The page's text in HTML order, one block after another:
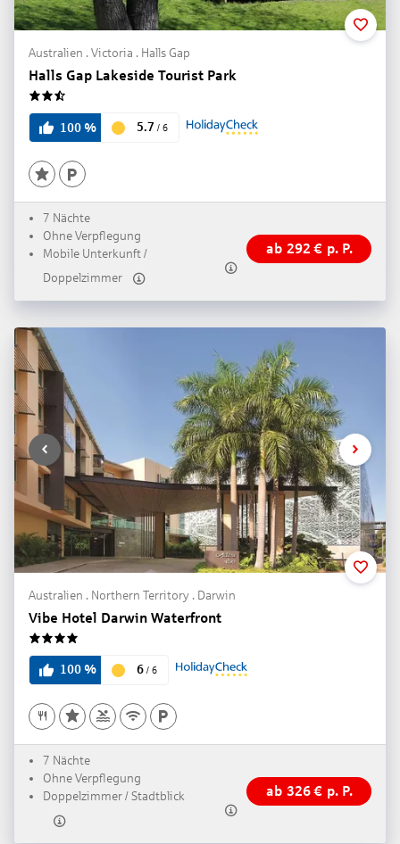
Australien . Victoria . Halls Gap
Halls Gap Lakeside Tourist Park
2.5
100% 5.7 / 6
7 Nächte
Ohne Verpflegung
Mobile Unterkunft /
Doppelzimmer
ab 292 € p. P.
Australien . Northern Territory . Darwin
Vibe Hotel Darwin Waterfront
100% 6 / 6
7 Nächte
Ohne Verpflegung
Doppelzimmer / Stadtblick
ab 326€ p. P.